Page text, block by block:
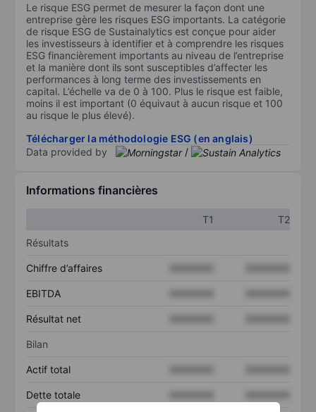
Le risque ESG permet de mesurer la façon dont une
entreprise gère les risques ESG importants. La catégorie
de risque ESG de Sustainalytics est conçue pour aider
les investisseurs à identifier et à comprendre les risques
ESG financièrement importants au niveau de l’entreprise
et la manière dont ils sont susceptibles d’affecter les
performances à long terme des investissements en
capital. L’échelle va de 0 à 100. Plus le risque est faible,
moins il est important (0 équivaut à aucun risque et 100
au risque le plus élevé).
Télécharger la méthodologie ESG (en anglais)
Data provided by
/
Informations financières
T1
T2
Résultats
Chiffre d’affaires
EBITDA
Résultat net
Bilan
Actif total
Dette totale